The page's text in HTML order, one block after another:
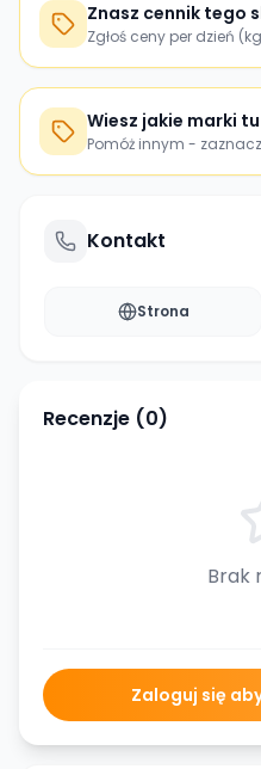
Znasz cennik tego
Zgłoś ceny per dzień
Wiesz jakie marki
Pomóż innym -
Kontakt
Strona
Recenzje (0)
Brak
Zaloguj się